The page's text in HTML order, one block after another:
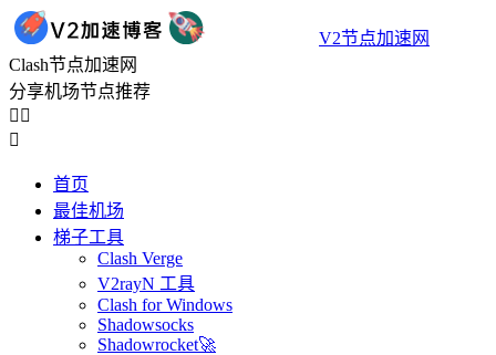
V2节点加速网
Clash节点加速网
分享机场节点推荐
 

首页
最佳机场
梯子工具
Clash Verge
V2rayN 工具
Clash for Windows
Shadowsocks
Shadowrocket🚀